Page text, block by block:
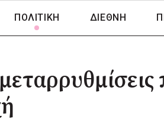
ΠΟΛΙΤΙΚΗ ΔΙΕΘΝΗ